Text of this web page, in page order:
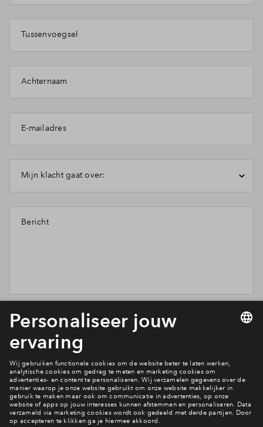
Tussenvoegsel
Achternaam
E-mailadres
Mijn klacht gaat over:
Bericht
Wil je weten wat wij met je gegevens doen? Klik dan hier
voor onsprivacy statement.
Verstuur